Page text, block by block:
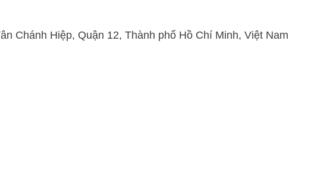
Chánh Hiệp, Quận 12, Thành phố Hồ Chí Minh, Việt Nam